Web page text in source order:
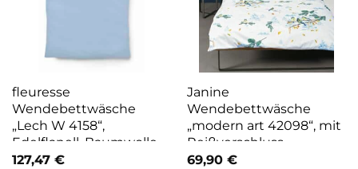
fleuresse
Wendebettwäsche
„Lech W 4158“,
Edelflanell, Baumwolle,
in Gr. 135×200, 155×220,
127,47 €
Janine
Wendebettwäsche
„modern art 42098“, mit
Reißverschluss
69,90 €